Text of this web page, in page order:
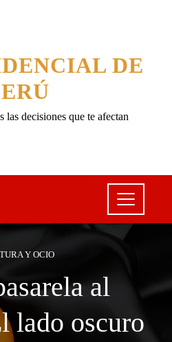
DE
las decisiones que te afectan
Y OCIO
al
lado oscuro